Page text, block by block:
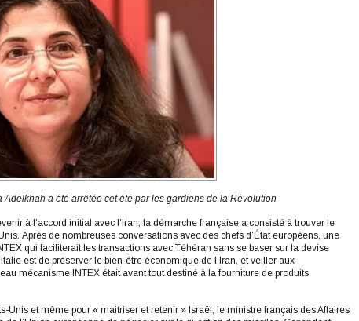
a été arrêtée cet été par les gardiens de la Révolution
à l’accord initial avec l’Iran, la démarche française a consisté à trouver le
Après de nombreuses conversations avec des chefs d’État européens, une
qui faciliterait les transactions avec Téhéran sans se baser sur la devise
est de préserver le bien-être économique de l’Iran, et veiller aux
mécanisme INTEX était avant tout destiné à la fourniture de produits
Unis et même pour « maitriser et retenir » Israël, le ministre français des Affaires